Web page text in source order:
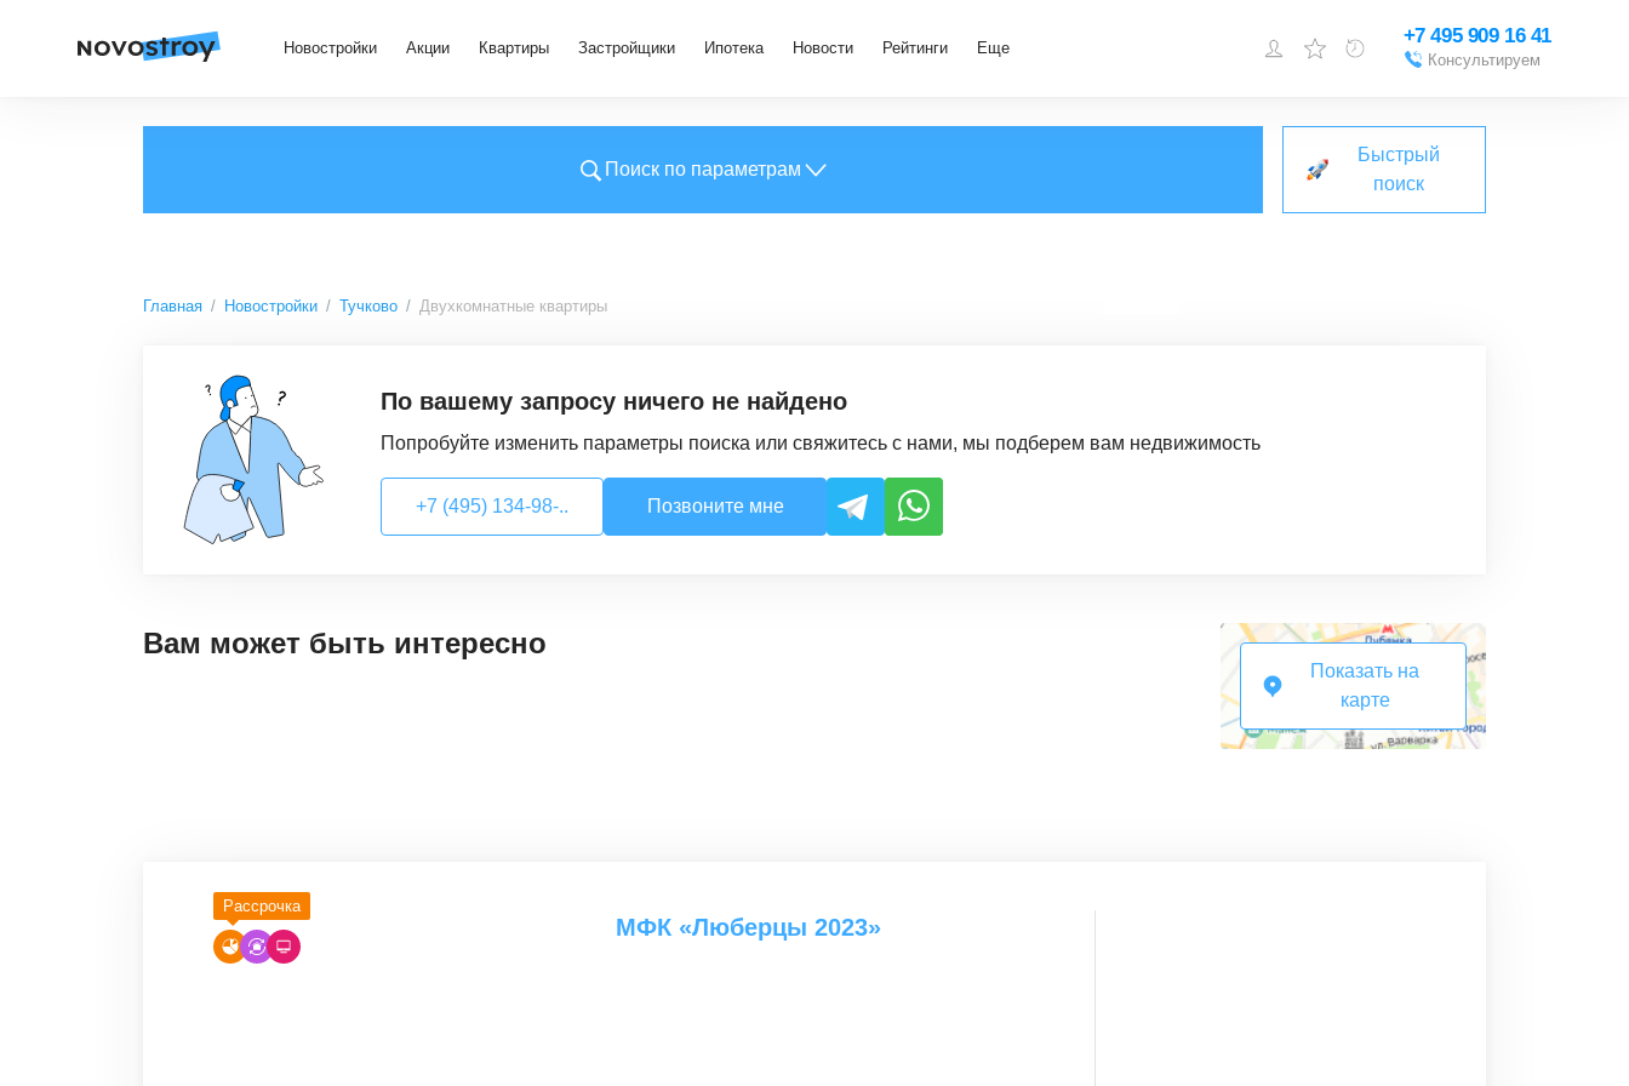
Новостройки Акции Квартиры Застройщики Ипотека Новости Рейтинги Еще
зарегистрироваться
Добавить объект
+7 495 909 16 41
Консультируем
Поиск по параметрам
Быстрый
поиск
Главная Новостройки Тучково Двухкомнатные квартиры
По вашему запросу ничего не найдено
Попробуйте изменить параметры поиска или свяжитесь с нами, мы подберем вам недвижимость
+7 (495) 134-98-.. Позвоните мне
Вам может быть интересно
Показать на
карте
Рассрочка
МФК «Люберцы 2023»